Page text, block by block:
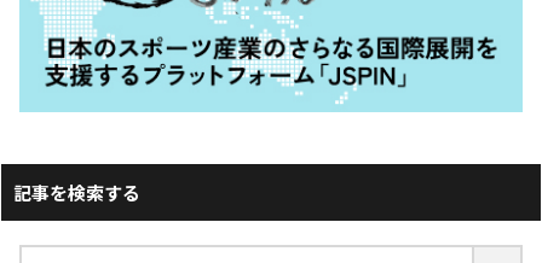
記事を検索する